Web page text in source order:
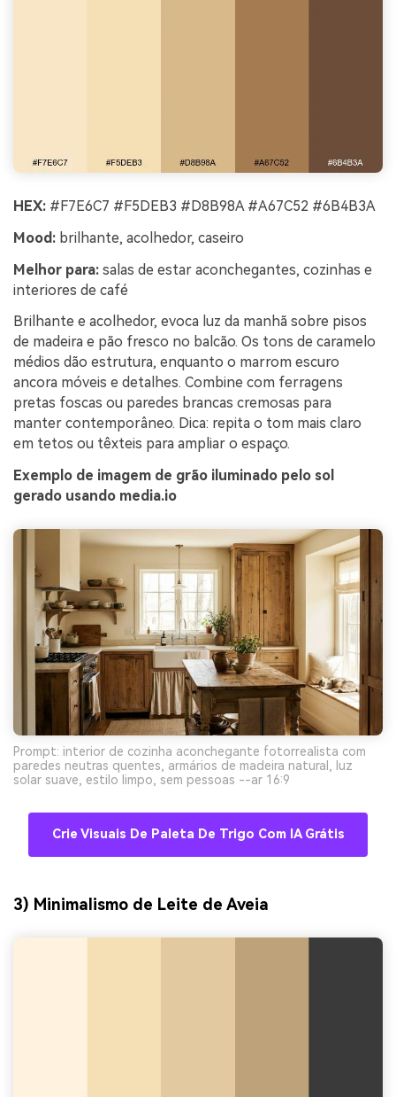
HEX: #F7E6C7 #F5DEB3 #D8B98A #A67C52 #6B4B3A
Mood: brilhante, acolhedor, caseiro
Melhor para: salas de estar aconchegantes, cozinhas e
interiores de café
Brilhante e acolhedor, evoca luz da manhã sobre pisos
de madeira e pão fresco no balcão. Os tons de caramelo
médios dão estrutura, enquanto o marrom escuro
ancora móveis e detalhes. Combine com ferragens
pretas foscas ou paredes brancas cremosas para
manter contemporâneo. Dica: repita o tom mais claro
em tetos ou têxteis para ampliar o espaço.
Exemplo de imagem de grão iluminado pelo sol
gerado usando media.io
Prompt: interior de cozinha aconchegante fotorrealista com
paredes neutras quentes, armários de madeira natural, luz
solar suave, estilo limpo, sem pessoas --ar 16:9
Crie Visuais De Paleta De Trigo Com IA Grátis
3) Minimalismo de Leite de Aveia